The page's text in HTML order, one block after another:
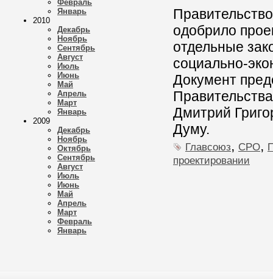
Февраль
Январь
2010
Декабрь
Ноябрь
Сентябрь
Август
Июль
Июнь
Май
Апрель
Март
Январь
2009
Декабрь
Ноябрь
Октябрь
Сентябрь
Август
Июль
Июнь
Май
Апрель
Март
Февраль
Январь
одобрило
отдельные
социально-
Документ
Дмитрий
Думу.
Главсоюз, СРО,
проектировании